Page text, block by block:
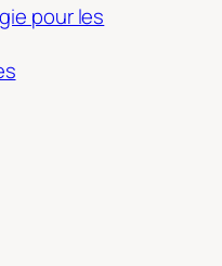
pour les